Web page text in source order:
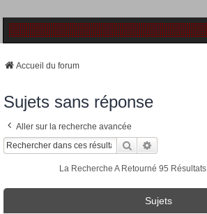
Accueil du forum
Sujets sans réponse
Aller sur la recherche avancée
Rechercher
La Recherche A Retourné 95 Résultats
Sujets